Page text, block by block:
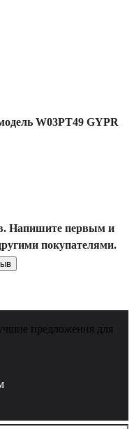
W03PT49 GYPR
Напишите первым и
покупателями.
предложения для